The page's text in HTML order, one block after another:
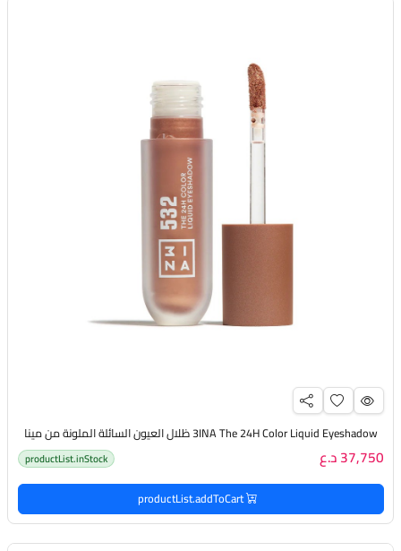
3INA The 24H Color Liquid Eyeshadow ظلال العيون السائلة الملونة من مينا
37,750 د.ع productList.inStock
productList.addToCart